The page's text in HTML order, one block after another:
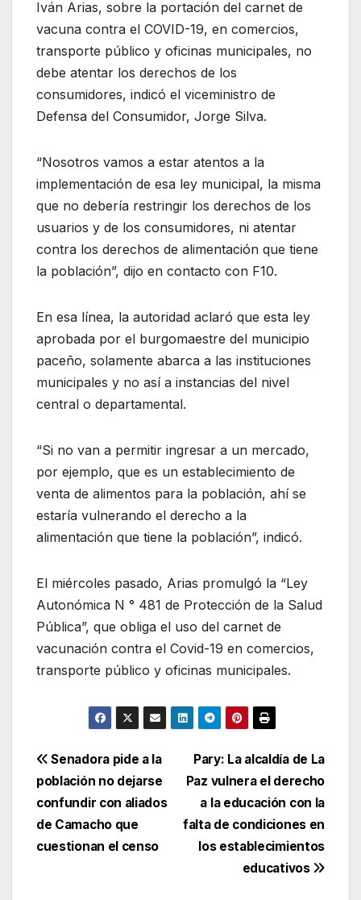
Iván Arias, sobre la portación del carnet de
vacuna contra el COVID-19, en comercios,
transporte público y oficinas municipales, no
debe atentar los derechos de los
consumidores, indicó el viceministro de
Defensa del Consumidor, Jorge Silva.
“Nosotros vamos a estar atentos a la
implementación de esa ley municipal, la misma
que no debería restringir los derechos de los
usuarios y de los consumidores, ni atentar
contra los derechos de alimentación que tiene
la población”, dijo en contacto con F10.
En esa línea, la autoridad aclaró que esta ley
aprobada por el burgomaestre del municipio
paceño, solamente abarca a las instituciones
municipales y no así a instancias del nivel
central o departamental.
“Si no van a permitir ingresar a un mercado,
por ejemplo, que es un establecimiento de
venta de alimentos para la población, ahí se
estaría vulnerando el derecho a la
alimentación que tiene la población”, indicó.
El miércoles pasado, Arias promulgó la “Ley
Autonómica N ° 481 de Protección de la Salud
Pública”, que obliga el uso del carnet de
vacunación contra el Covid-19 en comercios,
transporte público y oficinas municipales.
Navegación
de
entradas
Pary: La alcaldía de La
Paz vulnera el derecho
a la educación con la
falta de condiciones en
los establecimientos
educativos
Senadora pide a la
población no dejarse
confundir con aliados
de Camacho que
cuestionan el censo